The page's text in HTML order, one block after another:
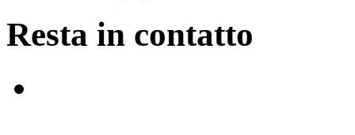
Resta in contatto